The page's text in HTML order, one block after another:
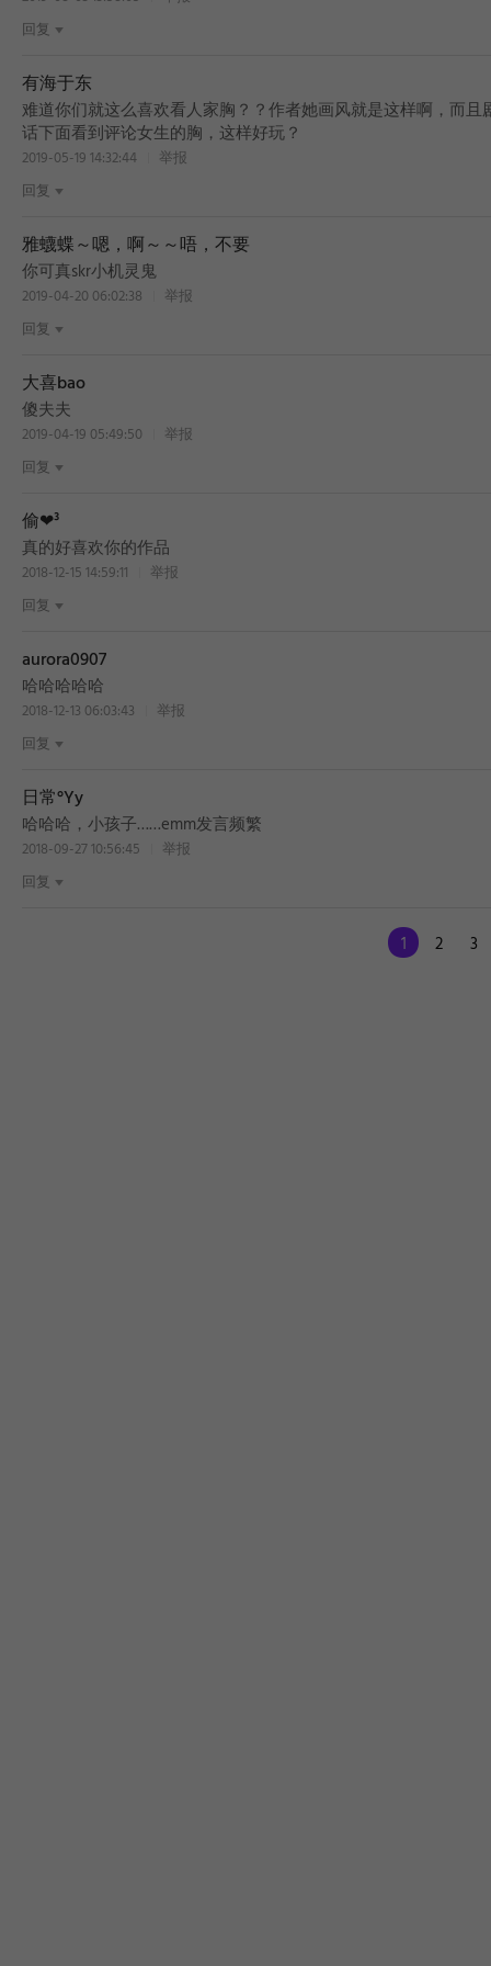
回复
有海于东
难道你们就这么喜欢看人家胸？？作者她画风就是这样啊，而
话下面看到评论女生的胸，这样好玩？
2019-05-19 14:32:44
举报
回复
雅蠛蝶～嗯，啊～～唔，不要
你可真skr小机灵鬼
2019-04-20 06:02:38
举报
回复
大喜bao
傻夫夫
2019-04-19 05:49:50
举报
回复
偷❤³
真的好喜欢你的作品
2018-12-15 14:59:11
举报
回复
aurora0907
哈哈哈哈哈
2018-12-13 06:03:43
举报
回复
日常°Yy
哈哈哈，小孩子……emm发言频繁
2018-09-27 10:56:45
举报
回复
1 2 3